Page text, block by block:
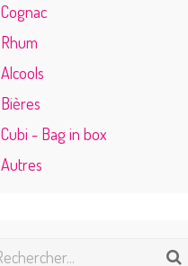
Cognac
Rhum
Alcools
Bières
Cubi - Bag in box
Autres